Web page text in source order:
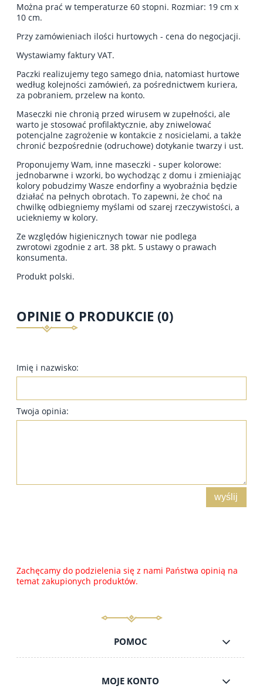
Można prać w temperaturze 60 stopni. Rozmiar: 19 cm x
10 cm.
Przy zamówieniach ilości hurtowych - cena do negocjacji.
Wystawiamy faktury VAT.
Paczki realizujemy tego samego dnia, natomiast hurtowe
według kolejności zamówień, za pośrednictwem kuriera,
za pobraniem, przelew na konto.
Maseczki nie chronią przed wirusem w zupełności, ale
warto je stosować profilaktycznie, aby zniwelować
potencjalne zagrożenie w kontakcie z nosicielami, a także
chronić bezpośrednie (odruchowe) dotykanie twarzy i ust.
Proponujemy Wam, inne maseczki - super kolorowe:
jednobarwne i wzorki, bo wychodząc z domu i zmieniając
kolory pobudzimy Wasze endorfiny a wyobraźnia będzie
działać na pełnych obrotach. To zapewni, że choć na
chwilkę odbiegniemy myślami od szarej rzeczywistości, a
uciekniemy w kolory.
Ze względów higienicznych towar nie podlega
zwrotowi zgodnie z art. 38 pkt. 5 ustawy o prawach
konsumenta.
Produkt polski.
OPINIE O PRODUKCIE (0)
Imię i nazwisko:
Twoja opinia:
wyślij
Zachęcamy do podzielenia się z nami Państwa opinią na
temat zakupionych produktów.
POMOC
MOJE KONTO